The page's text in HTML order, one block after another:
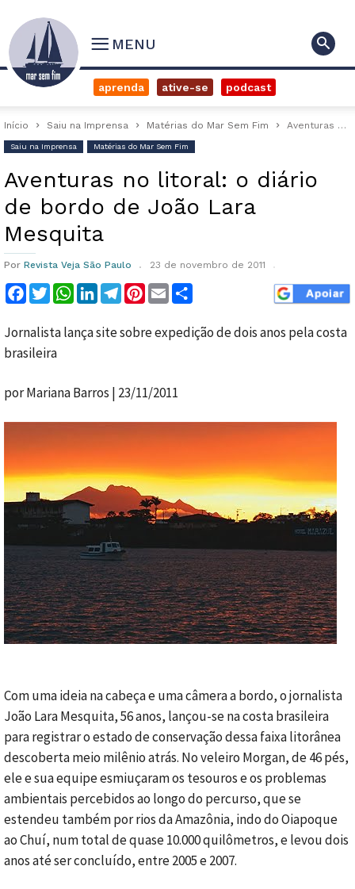
MENU
aprenda ative-se podcast
Início Saiu na Imprensa Matérias do Mar Sem Fim Aventuras no litoral: o diário de bordo de João Lara Mesquita
Saiu na Imprensa Matérias do Mar Sem Fim
Aventuras no litoral: o diário
de bordo de João Lara
Mesquita
Por Revista Veja São Paulo 23 de novembro de 2011
Facebook
TwitterWhatsApp
LinkedInTelegram
Pinterest
Email
Jornalista lança site sobre expedição de dois anos pela costa
brasileira
por Mariana Barros | 23/11/2011
Com uma ideia na cabeça e uma câmera a bordo, o jornalista
João Lara Mesquita, 56 anos, lançou-se na costa brasileira
para registrar o estado de conservação dessa faixa litorânea
descoberta meio milênio atrás. No veleiro Morgan, de 46 pés,
ele e sua equipe esmiuçaram os tesouros e os problemas
ambientais percebidos ao longo do percurso, que se
estendeu também por rios da Amazônia, indo do Oiapoque
ao Chuí, num total de quase 10.000 quilômetros, e levou dois
anos até ser concluído, entre 2005 e 2007.